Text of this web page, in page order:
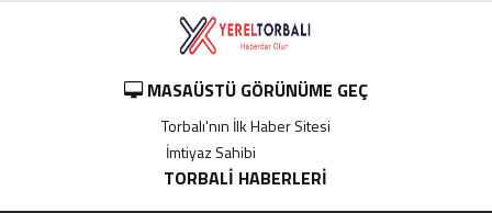
MASAÜSTÜ GÖRÜNÜME GEÇ
Torbalı'nın İlk Haber Sitesi
İmtiyaz Sahibi
TORBALI HABERLERI